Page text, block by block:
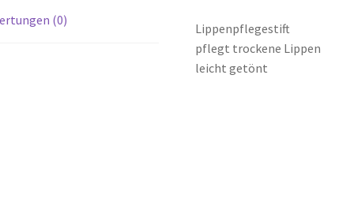
(0)
Lippenpflegestift
pflegt trockene Lippen
leicht getönt